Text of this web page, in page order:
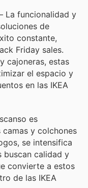
La funcionalidad y
de
constante,
Friday sales.
cajoneras, estas
el espacio y
en las IKEA
es
y colchones
se intensifica
buscan calidad y
convierte a estos
de las IKEA